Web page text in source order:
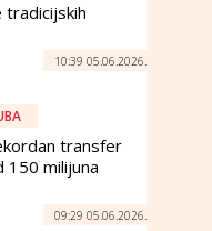
tradicijskih
10:39 05.06.2026.
transfer
150 milijuna
09:29 05.06.2026.